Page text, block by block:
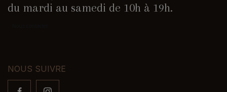
du mardi au samedi de 10h à 19h.
NOUS SUIVRE